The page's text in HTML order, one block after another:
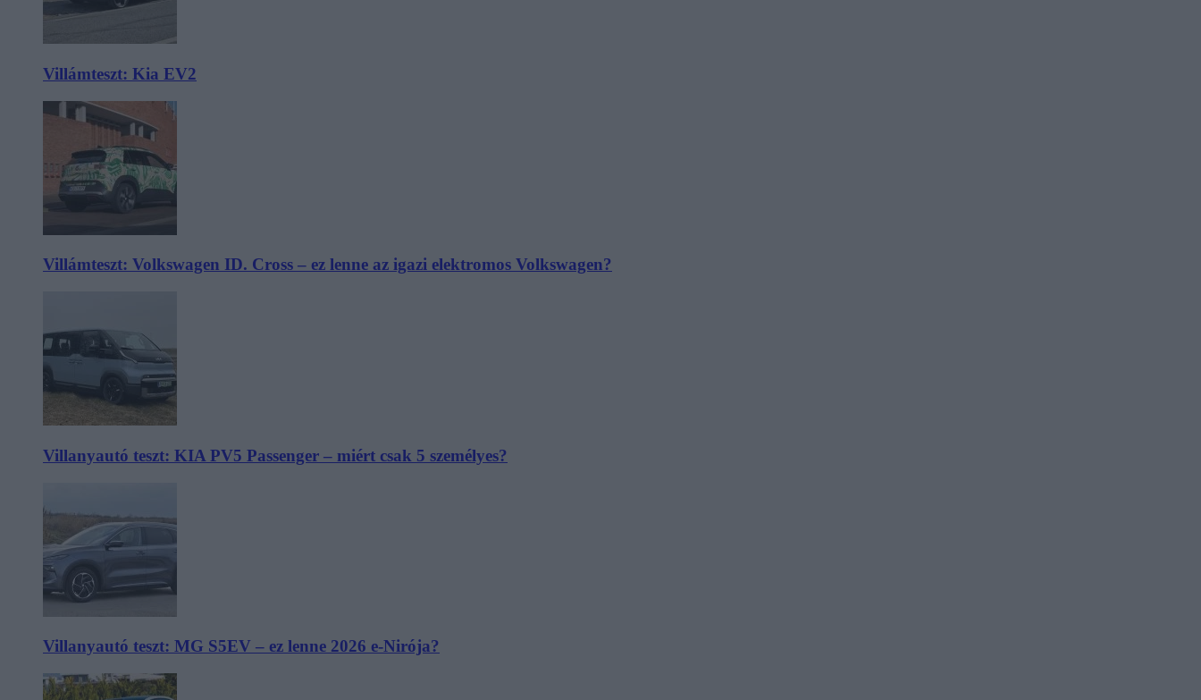
Villámteszt: Kia EV2
Villámteszt: Volkswagen ID. Cross – ez lenne az igazi elektromos Volkswagen?
Villanyautó teszt: KIA PV5 Passenger – miért csak 5 személyes?
Villanyautó teszt: MG S5EV – ez lenne 2026 e-Nirója?